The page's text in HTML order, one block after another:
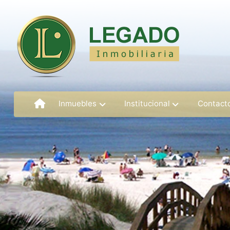
Inmuebles Institucional